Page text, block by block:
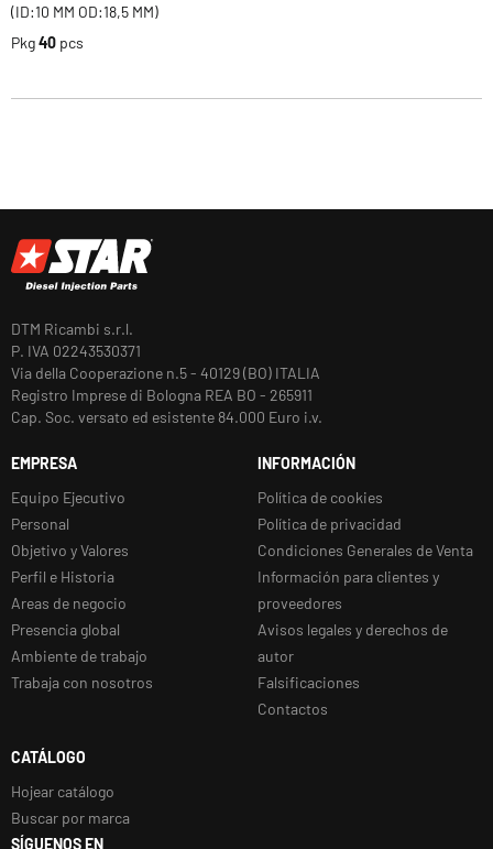
(ID:10 MM OD:18,5 MM)
Pkg40 pcs
DTM Ricambi s.r.l.
P. IVA 02243530371
Via della Cooperazione n.5 - 40129 (BO) ITALIA
Registro Imprese di Bologna REA BO - 265911
Cap. Soc. versato ed esistente 84.000 Euro i.v.
EMPRESA
Equipo Ejecutivo
Personal
Objetivo y Valores
Perfil e Historia
Areas de negocio
Presencia global
Ambiente de trabajo
Trabaja con nosotros
INFORMACIÓN
Política de cookies
Política de privacidad
Condiciones Generales de Venta
Información para clientes y
proveedores
Avisos legales y derechos de
autor
Falsificaciones
Contactos
CATÁLOGO
Hojear catálogo
Buscar por marca
SÍGUENOS EN